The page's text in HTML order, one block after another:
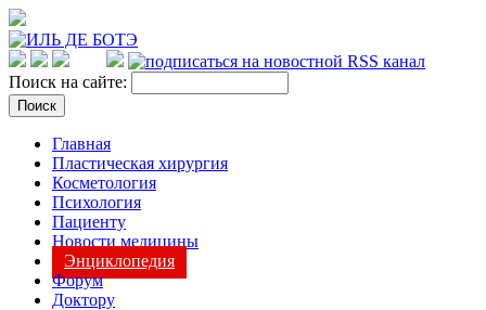
Поиск на сайте:
Главная
Пластическая хирургия
Косметология
Психология
Пациенту
Новости медицины
Энциклопедия
Форум
Доктору